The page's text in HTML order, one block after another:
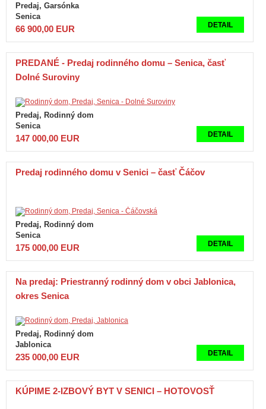
Predaj, Garsónka
Senica
66 900,00 EUR DETAIL
PREDANÉ - Predaj rodinného domu – Senica, časť
Dolné Suroviny
Predaj, Rodinný dom
Senica
147 000,00 EUR DETAIL
Predaj rodinného domu v Senici – časť Čáčov
Predaj, Rodinný dom
Senica
175 000,00 EUR DETAIL
Na predaj: Priestranný rodinný dom v obci Jablonica,
okres Senica
Predaj, Rodinný dom
Jablonica
235 000,00 EUR DETAIL
KÚPIME 2-IZBOVÝ BYT V SENICI – HOTOVOSŤ